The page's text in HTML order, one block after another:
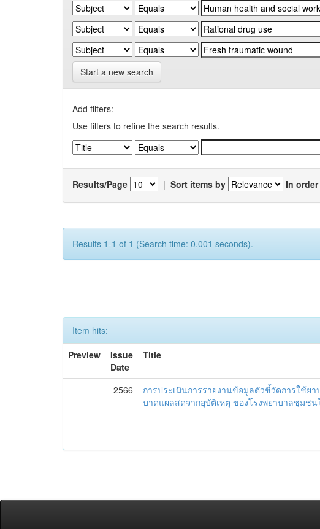
Start a new search
Add filters:
Use filters to refine the search results.
Results/Page | Sort items by In order
Results 1-1 of 1 (Search time: 0.001 seconds).
Item hits:
Preview
Issue
Date
Title
2566
การประเมินการรายงานข้อมูลตัวชี้วัดการใช้ย
บาดแผลสดจากอุบัติเหตุ ของโรงพยาบาลชุมช